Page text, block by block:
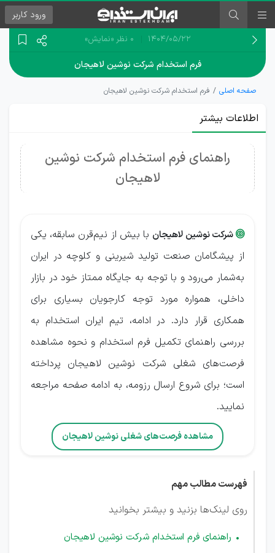
ورود کاربر
۱۴۰۴/۰۵/۲۲ 0 نظر «نمایش»
فرم استخدام شرکت نوشین لاهیجان
صفحه اصلی فرم استخدام شرکت نوشین لاهیجان
اطلاعات بیشتر
راهنمای فرم استخدام شرکت نوشین
لاهیجان
 شرکت نوشین لاهیجان با بیش از نیم‌قرن سابقه، یکی
از پیشگامان صنعت تولید شیرینی و کلوچه در ایران
به‌شمار می‌رود و با توجه به جایگاه ممتاز خود در بازار
داخلی، همواره مورد توجه کارجویان بسیاری برای
همکاری قرار دارد. در ادامه، تیم ایران استخدام به
بررسی راهنمای تکمیل فرم استخدام و نحوه مشاهده
فرصت‌های شغلی شرکت نوشین لاهیجان پرداخته
است؛ برای شروع ارسال رزومه، به ادامه صفحه مراجعه
نمایید.
مشاهده فرصت‌های شغلی نوشین لاهیجان
فهرست مطالب مهم
روی لینک‌ها بزنید و بیشتر بخوانید
راهنمای فرم استخدام شرکت نوشین لاهیجان